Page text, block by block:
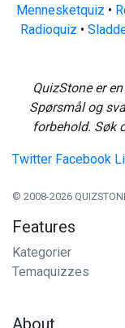
Mennesketquiz •
Radioquiz •
QuizStone er
Spørsmål og
forbehold. Søk
Twitter Facebook
© 2008-2026
Features
Kategorier
Temaquizzes
About